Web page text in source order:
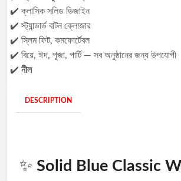
✔️ ক্লাসিক সলিড ডিজাইন
✔️ স্ট্যান্ডার্ড বাটন ক্লোজার
✔️ স্লিম ফিট, কমফোর্টেবল
✔️ বিয়ে, ঈদ, পূজা, পার্টি — সব অনুষ্ঠানের জন্য উপযোগী
✔️ নীল
DESCRIPTION
✨ Solid Blue Classic